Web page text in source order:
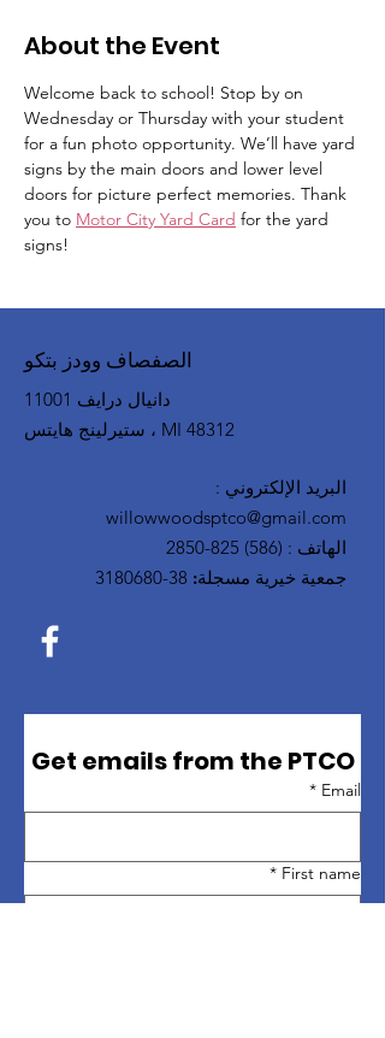
About the Event
Welcome back to school! Stop by on
Wednesday or Thursday with your student
for a fun photo opportunity. We’ll have yard
signs by the main doors and lower level
doors for picture perfect memories. Thank
you to Motor City Yard Card for the yard
signs!
الصفصاف وودز بتكو
11001 دانيال درايف
ستيرلينج هايتس ، MI 48312
البريد الإلكتروني :
willowwoodsptco@gmail.com
الهاتف :
(586) 825-2850
جمعية خيرية مسجلة: 38-3180680
Get emails from the PTCO
Email
*
First name
*